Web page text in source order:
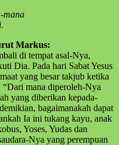
mana
Markus:
di tempat asal-Nya,
Dia. Pada hari Sabat Yesus
yang besar takjub ketika
mana diperoleh-Nya
yang diberikan kepada-
bagaimanakah dapat
Ia ini tukang kayu, anak
Yoses, Yudas dan
Nya yang perempuan